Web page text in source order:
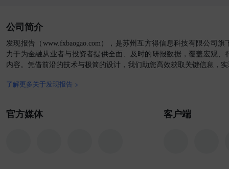
公司简介
发现报告（www.fxbaogao.com），是苏州互方得信息科技有限公司
力于为金融从业者与投资者提供全面、及时的研报数据，覆盖宏观、
内容。凭借前沿的技术与极简的设计，我们助您高效获取关键信息，
了解更多关于发现报告 >
官方媒体 客户端